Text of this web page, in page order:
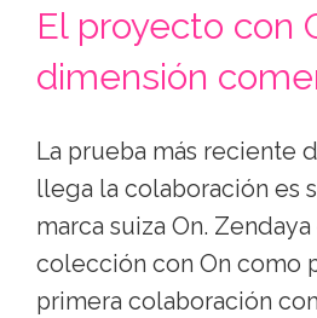
El proyecto con
dimensión
La prueba más reciente
llega la colaboración es
marca suiza On.
colección con On como
primera colaboración